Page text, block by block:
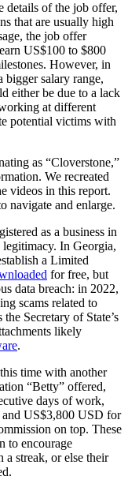
details of the job offer,
that are usually high
the job offer
US$100 to $800
However, in
bigger salary range,
either be due to a lack
at different
potential victims with
as “Cloverstone,”
We recreated
videos in this report.
navigate and enlarge.
as a business in
In Georgia,
a Limited
for free, but
data breach: in 2022,
scams related to
Secretary of State’s
likely
.
time with another
“Betty” offered,
days of work,
US$3,800 USD for
on top. These
to encourage
streak, or else their